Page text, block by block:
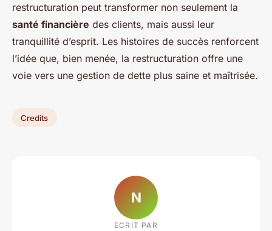
restructuration peut transformer non seulement la
santé financière des clients, mais aussi leur
tranquillité d’esprit. Les histoires de succès renforcent
l’idée que, bien menée, la restructuration offre une
voie vers une gestion de dette plus saine et maîtrisée.
Credits
N
ECRIT PAR